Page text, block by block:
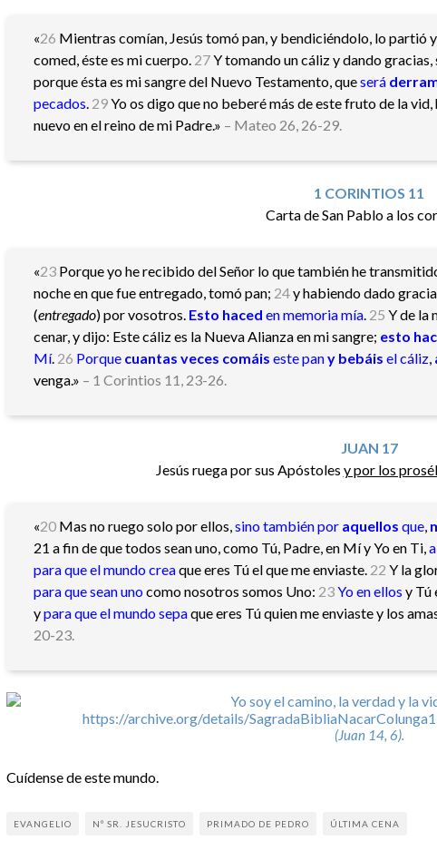
«26 Mientras comían, Jesús tomó pan, y bendiciéndolo, lo partió
comed, éste es mi cuerpo. 27Y tomando un cáliz y dando
porque ésta es mi sangre del Nuevo Testamento, queserá
pecados. 29Yo os digo que no beberé más de este fruto de la
nuevo en el reino de mi Padre.» – Mateo 26, 26-29.
1 CORINTIOS 11
Carta de San Pablo a los
«23 Porque yo he recibido del Señor lo que también he
noche en que fue entregado, tomó pan; 24y habiendo dado
(entregado) por vosotros. Esto haced en memoria mía. 25 Y de la
cenar, y dijo: Este cáliz es la Nueva Alianza en mi sangre; esto
Mí. 26 Porque cuantas veces comáis este pany bebáis el cáliz,
venga.» – 1 Corintios 11, 23-26.
JUAN 17
Jesús ruega por sus Apóstoles y por los
«20 Mas no ruego solo por ellos,sino también por aquellos que,
21 a fin de que todos sean uno, como Tú, Padre, en Mí y Yo en Ti,
para que el mundo creaque eres Tú el que me enviaste. 22 Y la
para que sean unocomo nosotros somos Uno: 23Yo en ellos y Tú
ypara que el mundo sepaque eres Tú quien me enviaste y los
20-23.
(Juan 14, 6).
Cuídense de este mundo.
EVANGELIO Nº SR. JESUCRISTO PRIMADO DE PEDRO ÚLTIMA CENA